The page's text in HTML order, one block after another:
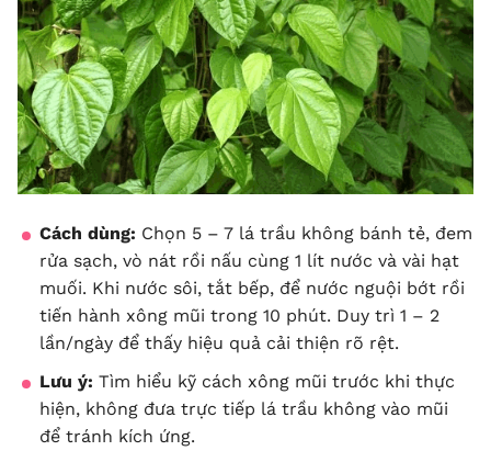
Cách dùng: Chọn 5 – 7 lá trầu không bánh tẻ, đem
rửa sạch, vò nát rồi nấu cùng 1 lít nước và vài hạt
muối. Khi nước sôi, tắt bếp, để nước nguội bớt rồi
tiến hành xông mũi trong 10 phút. Duy trì 1 – 2
lần/ngày để thấy hiệu quả cải thiện rõ rệt.
Lưu ý: Tìm hiểu kỹ cách xông mũi trước khi thực
hiện, không đưa trực tiếp lá trầu không vào mũi
để tránh kích ứng.